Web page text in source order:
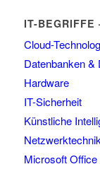
IT-BEGRIFFE
Cloud-
Datenbanken &
Hardware
IT-Sicherheit
Künstliche
Netzwerktechnik
Microsoft Office